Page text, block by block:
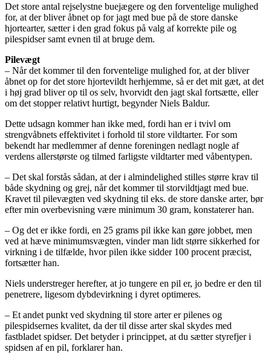
Det store antal rejselystne buejægere og den forventelige mulighed
for, at der bliver åbnet op for jagt med bue på de store danske
hjortearter, sætter i den grad fokus på valg af korrekte pile og
pilespidser samt evnen til at bruge dem.
Pilevægt
– Når det kommer til den forventelige mulighed for, at der bliver
åbnet op for det store hjortevildt herhjemme, så er det mit gæt, at det
i høj grad bliver op til os selv, hvorvidt den jagt skal fortsætte, eller
om det stopper relativt hurtigt, begynder Niels Baldur.
Dette udsagn kommer han ikke med, fordi han er i tvivl om
strengvåbnets effektivitet i forhold til store vildtarter. For som
bekendt har medlemmer af denne foreningen nedlagt nogle af
verdens allerstørste og tilmed farligste vildtarter med våbentypen.
– Det skal forstås sådan, at der i almindelighed stilles større krav til
både skydning og grej, når det kommer til storvildtjagt med bue.
Kravet til pilevægten ved skydning til eks. de store danske arter, bør
efter min overbevisning være minimum 30 gram, konstaterer han.
– Og det er ikke fordi, en 25 grams pil ikke kan gøre jobbet, men
ved at hæve minimumsvægten, vinder man lidt større sikkerhed for
virkning i de tilfælde, hvor pilen ikke sidder 100 procent præcist,
fortsætter han.
Niels understreger herefter, at jo tungere en pil er, jo bedre er den til
penetrere, ligesom dybdevirkning i dyret optimeres.
– Et andet punkt ved skydning til store arter er pilenes og
pilespidsernes kvalitet, da der til disse arter skal skydes med
fastbladet spidser. Det betyder i princippet, at du sætter styrefjer i
spidsen af en pil, forklarer han.